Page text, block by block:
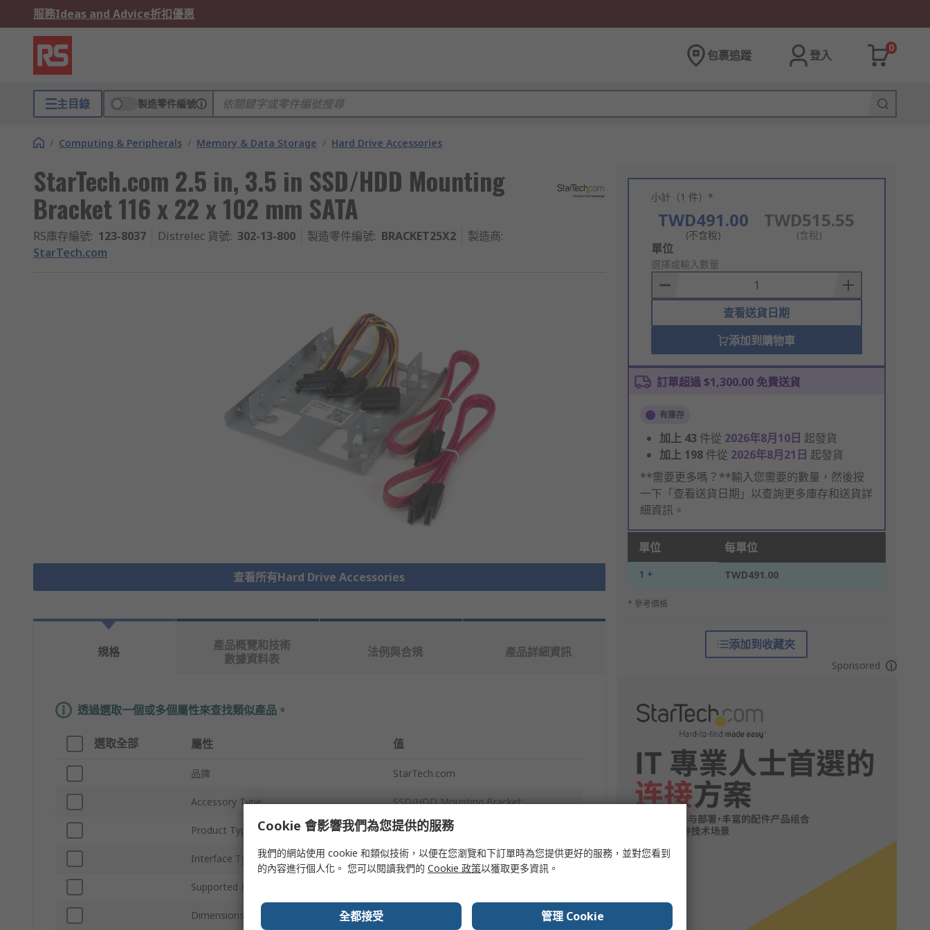
服務Ideas and Advice折扣優惠
包裹追蹤 登入
0
主目錄 製造零件編號
/ Computing & Peripherals / Memory & Data Storage / Hard Drive Accessories
StarTech.com 2.5 in, 3.5 in SSD/HDD Mounting
Bracket 116 x 22 x 102 mm SATA
RS庫存編號: 123-8037 Distrelec 貨號: 302-13-800 製造零件編號: BRACKET25X2 製造商:
StarTech.com
查看所有Hard Drive Accessories
小計（1 件）*
TWD491.00
(不含稅)
TWD515.55
(含稅)
Add
to
Basket
單位
選擇或輸入數量
查看送貨日期
添加到購物車
訂單超過 $1,300.00 免費送貨
有庫存
加上 43 件從 2026年8月10日 起發貨
加上 198 件從 2026年8月21日 起發貨
**需要更多嗎？**輸入您需要的數量，然後按
一下「查看送貨日期」以查詢更多庫存和送貨詳
細資訊。
單位 每單位
1 + TWD491.00
* 參考價格
添加到收藏夾
Sponsored
規格
產品概覽和技術
數據資料表
法例與合規 產品詳細資訊
透過選取一個或多個屬性來查找類似產品。
選取全部 屬性 值
品牌 StarTech.com
Accessory Type SSD/HDD Mounting Bracket
Product Type Hard Drive Mounting Kit
Interface Type SATA
Supported Form Factor
Dimensions
Cookie 會影響我們為您提供的服務
我們的網站使用 cookie 和類似技術，以便在您瀏覽和下訂單時為您提供更好的服務，並對您看到
的內容進行個人化。 您可以閱讀我們的 Cookie 政策以獲取更多資訊。
全都接受 管理 Cookie